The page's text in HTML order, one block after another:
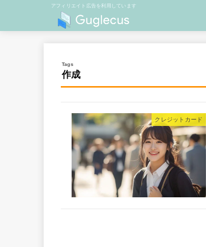
アフィリエイト広告を利用しています
作成
クレジットカード